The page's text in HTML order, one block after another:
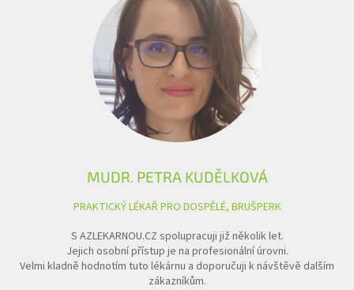
MUDR. PETRA KUDĚLKOVÁ
PRAKTICKÝ LÉKAŘ PRO DOSPĚLÉ, BRUŠPERK
S AZLEKARNOU.CZ spolupracuji již několik let.
Jejich osobní přístup je na profesionální úrovni.
Velmi kladně hodnotím tuto lékárnu a doporučuji k návštěvě dalším
zákazníkům.